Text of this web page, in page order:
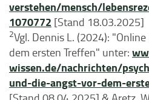
verstehen/mensch/
1070772 [Stand 18.03.2025]
2Vgl. Dennis L. (2024):
dem ersten Treffen" unter:
wissen.de/nachrichten/
und-die-angst-vor-dem-